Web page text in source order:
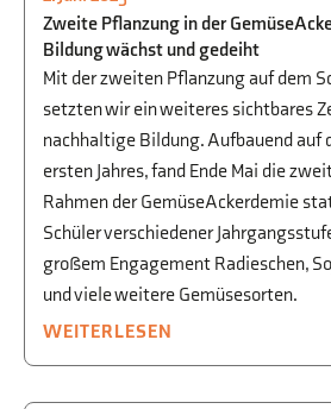
SCHULGARTEN
Zweite Pflanzung in der
Bildung wächst und gedeiht
Mit der zweiten Pflanzung auf dem
setzten wir ein weiteres sichtbares
nachhaltige Bildung. Aufbauend auf
ersten Jahres, fand Ende Mai die
Rahmen der GemüseAckerdemie
Schüler verschiedener
großem Engagement Radieschen,
und viele weitere Gemüsesorten.
WEITERLESEN